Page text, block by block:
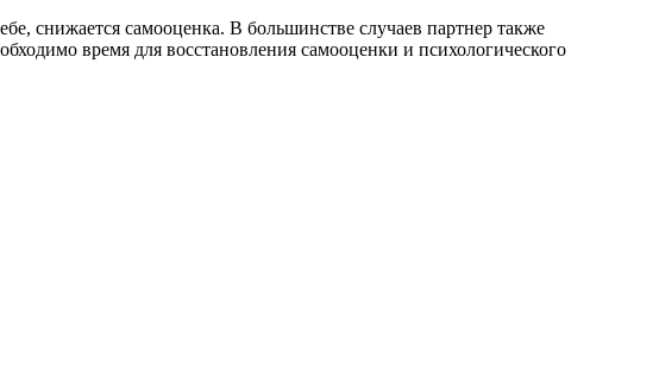
снижается самооценка. В большинстве случаев партнер также
время для восстановления самооценки и психологического